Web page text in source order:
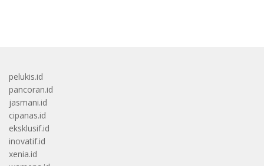
pelukis.id
pancoran.id
jasmani.id
cipanas.id
eksklusif.id
inovatif.id
xenia.id